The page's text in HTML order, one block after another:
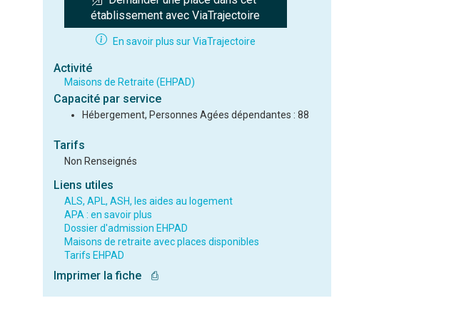
établissement avec ViaTrajectoire
En savoir plus sur ViaTrajectoire
Activité
Maisons de Retraite (EHPAD)
Capacité par service
Hébergement, Personnes Agées dépendantes : 88
Tarifs
Non Renseignés
Liens utiles
ALS, APL, ASH, les aides au logement
APA : en savoir plus
Dossier d'admission EHPAD
Maisons de retraite avec places disponibles
Tarifs EHPAD
Imprimer la fiche ⎙